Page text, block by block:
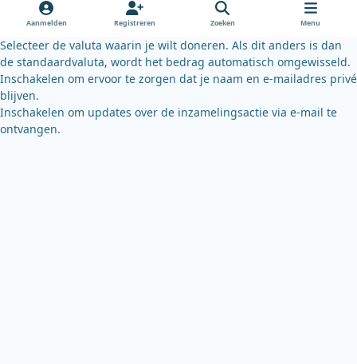
k
y
Aanmelden Registreren Zoeken Menu
Selecteer de valuta waarin je wilt doneren. Als dit anders is dan
de standaardvaluta, wordt het bedrag automatisch omgewisseld.
Inschakelen om ervoor te zorgen dat je naam en e-mailadres privé
blijven.
Inschakelen om updates over de inzamelingsactie via e-mail te
ontvangen.